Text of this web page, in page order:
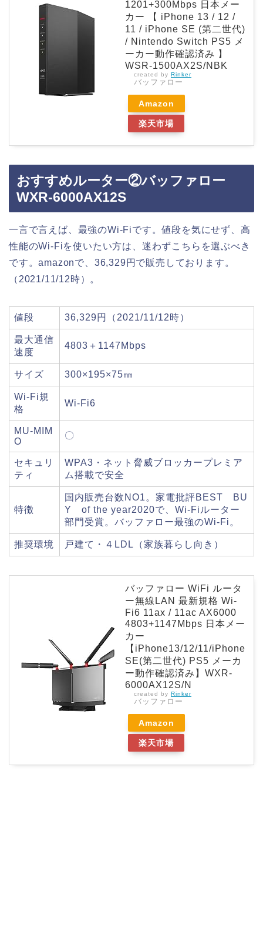
1201+300Mbps 日本メー
カー 【 iPhone 13 / 12 /
11 / iPhone SE (第二世代)
/ Nintendo Switch PS5 メ
ーカー動作確認済み 】
WSR-1500AX2S/NBK
created by Rinker
バッファロー
Amazon
楽天市場
おすすめルーター②バッファロー
WXR-6000AX12S
一言で言えば、最強のWi-Fiです。値段を気にせず、高
性能のWi-Fiを使いたい方は、迷わずこちらを選ぶべき
です。amazonで、36,329円で販売しております。
（2021/11/12時）。
値段 36,329円（2021/11/12時）
最大通信
速度
4803＋1147Mbps
サイズ 300×195×75㎜
Wi-Fi規
格
Wi-Fi6
MU-MIM
O
〇
セキュリ
ティ
WPA3・ネット脅威ブロッカープレミア
ム搭載で安全
特徴
国内販売台数NO1。家電批評BEST BU
Y of the year2020で、Wi-Fiルーター
部門受賞。バッファロー最強のWi-Fi。
推奨環境 戸建て・４LDL（家族暮らし向き）
バッファロー WiFi ルータ
ー無線LAN 最新規格 Wi-
Fi6 11ax / 11ac AX6000
4803+1147Mbps 日本メー
カー
【iPhone13/12/11/iPhone
SE(第二世代) PS5 メーカ
ー動作確認済み】WXR-
6000AX12S/N
created by Rinker
バッファロー
Amazon
楽天市場